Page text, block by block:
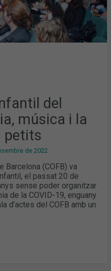
del
música i la
petits
de 2022
Barcelona (COFB) va
el passat 20 de
sense poder organitzar
de la COVID-19, enguany
d’actes del COFB amb un